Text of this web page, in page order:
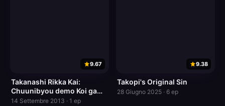
9.67
Takanashi Rikka Kai:
Chuunibyou demo Koi ga
Shitai! Movie
14 Settembre 2013 · 1 ep
9.38
Takopi's Original Sin
28 Giugno 2025 · 6 ep